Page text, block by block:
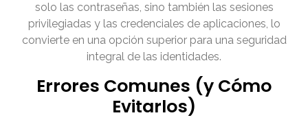
solo las contraseñas, sino también las sesiones
privilegiadas y las credenciales de aplicaciones, lo
convierte en una opción superior para una seguridad
integral de las identidades.
Errores Comunes (y Cómo
Evitarlos)